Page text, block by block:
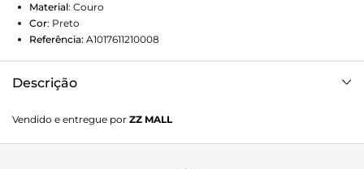
Material: Couro
Cor: Preto
Referência: A1017611210008
Descrição
sola flat e formato arredondado na ponta. Traz tira fina que
passa entre os dedos, com aplicação de metais dourados,
Vendido e entregue por ZZ MALL